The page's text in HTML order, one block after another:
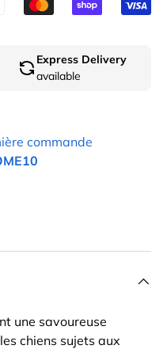
Express Delivery
available
commande
une savoureuse
chiens sujets aux